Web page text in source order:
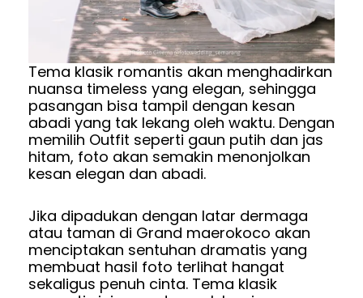
Tema klasik romantis akan menghadirkan
nuansa timeless yang elegan, sehingga
pasangan bisa tampil dengan kesan
abadi yang tak lekang oleh waktu. Dengan
memilih Outfit seperti gaun putih dan jas
hitam, foto akan semakin menonjolkan
kesan elegan dan abadi.
Jika dipadukan dengan latar dermaga
atau taman di Grand maerokoco akan
menciptakan sentuhan dramatis yang
membuat hasil foto terlihat hangat
sekaligus penuh cinta. Tema klasik